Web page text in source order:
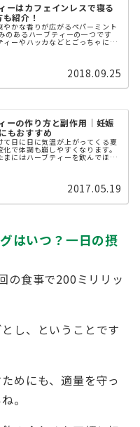
ーはカフェインレスで寝る
紹介！
やかな香りが広がるペパーミント
のあるハーブティーの一つです
ィーやハッカなどとごっちゃにな
2018.09.25
ーの作り方と副作用｜妊娠
もおすすめ
て日に日に気温が上がってくる夏
で体調も崩しやすくなります。
まにはハーブティーを飲んでほっ
2017.05.19
はいつ？一日の摂
の食事で200ミリリッ
し、ということです
めにも、適量を守っ
。